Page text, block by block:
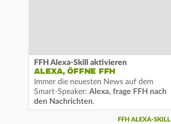
FFH Alexa-Skill aktivieren
ALEXA, ÖFFNE FFH
Immer die neuesten News auf dem
Smart-Speaker: Alexa, frage FFH nach
den Nachrichten.
FFH ALEXA-SKILL